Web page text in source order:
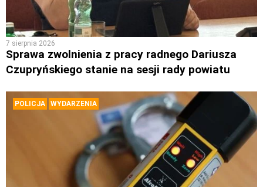
7 sierpnia 2026
Sprawa zwolnienia z pracy radnego Dariusza
Czupryńskiego stanie na sesji rady powiatu
POLICJA WYDARZENIA